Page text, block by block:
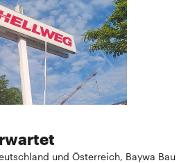
und Österreich, Baywa Bau